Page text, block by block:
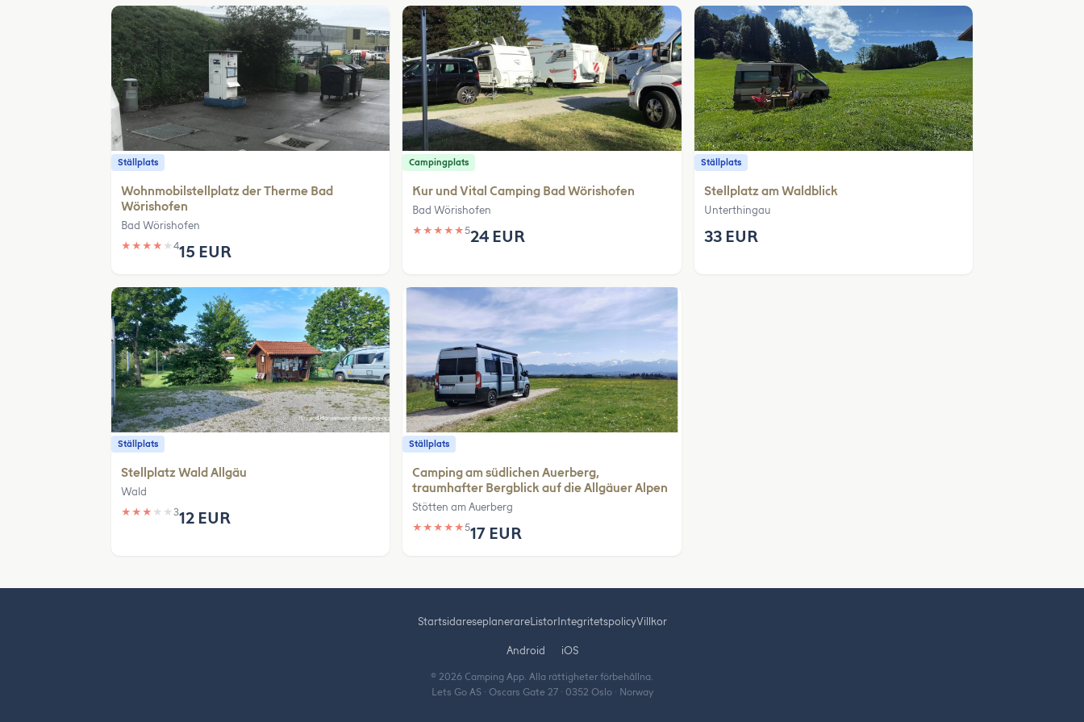
Ställplats
Wohnmobilstellplatz der Therme Bad
Wörishofen
Bad Wörishofen
★ ★ ★ ★ ★ 415 EUR
Campingplats
Kur und Vital Camping Bad Wörishofen
Bad Wörishofen
★ ★ ★ ★ ★524 EUR
Ställplats
Stellplatz am Waldblick
Unterthingau
33 EUR
Ställplats
Stellplatz Wald Allgäu
Wald
★ ★ ★ ★ ★ 312 EUR
Ställplats
Camping am südlichen Auerberg,
traumhafter Bergblick auf die Allgäuer Alpen
Stötten am Auerberg
★ ★ ★ ★ ★517 EUR
StartsidareseplanerareListorIntegritetspolicyVillkor
Android iOS
© 2026 Camping App. Alla rättigheter förbehållna.
Lets Go AS · Oscars Gate 27 · 0352 Oslo · Norway